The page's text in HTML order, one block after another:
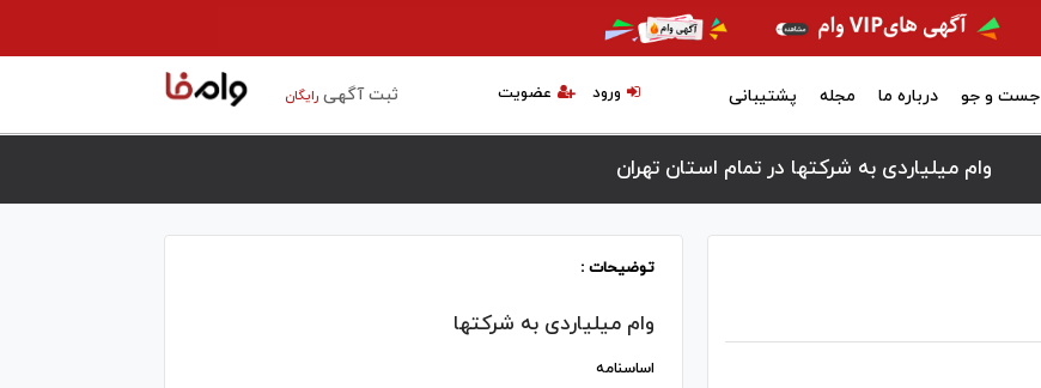
ثبت آگهیرایگان عضویت ورود جست و جو درباره ما مجله پشتیبانی
وام میلیاردی به شرکتها در تمام استان تهران
توضیحات :
وام میلیاردی به شرکتها
اساسنامه